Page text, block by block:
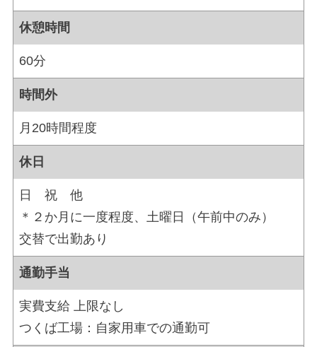
休憩時間
60分
時間外
月20時間程度
休日
日 祝 他
＊２か月に一度程度、土曜日（午前中のみ）
交替で出勤あり
通勤手当
実費支給 上限なし
つくば工場：自家用車での通勤可